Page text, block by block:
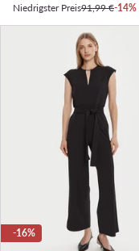
Niedrigster Preis91,99 €-14%
-16%